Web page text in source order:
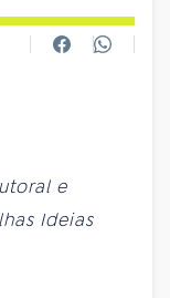
e
Ideias